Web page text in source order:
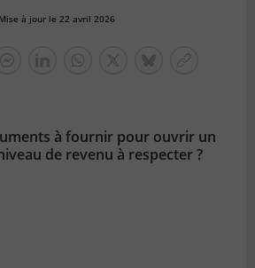
Mise à jour le 22 avril 2026
à fournir pour ouvrir un
de revenu à respecter ?